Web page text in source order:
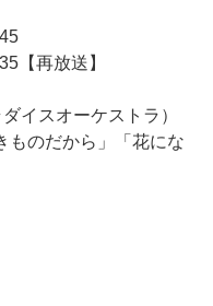
【再放送】
イスオーケストラ）
ものだから」「花にな